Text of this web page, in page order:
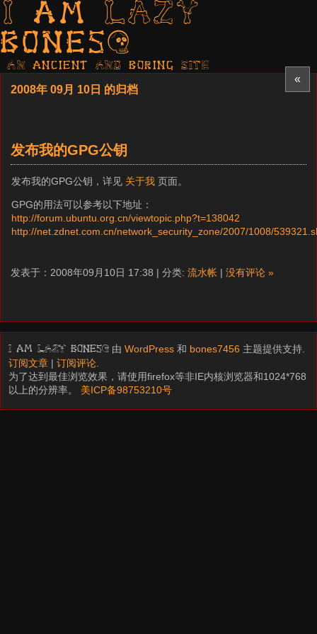
I am LAZY
bones?
AN ancient AND boring SITE
«
2008年 09月 10日 的归档
发布我的GPG公钥
发布我的GPG公钥，详见 关于我 页面。
GPG的用法可以参考以下地址：
http://forum.ubuntu.org.cn/viewtopic.php?t=138042
http://net.zdnet.com.cn/network_security_zone/2007/1008/
发表于：2008年09月10日 17:38 | 分类: 流水帐 | 没有评论 »
I am LAZY bones? 由WordPress 和 bones7456 主题提供支持.
订阅文章 |订阅评论
为了达到最佳浏览效果，请使用firefox等非IE内核浏览器和1024*768
以上的分辨率。 美ICP备98753210号